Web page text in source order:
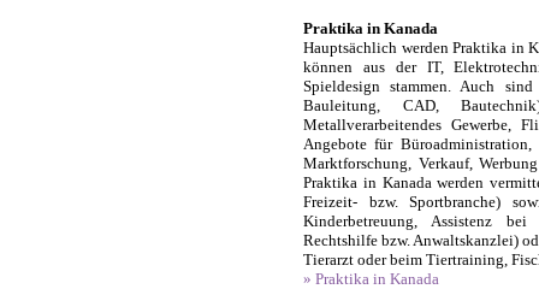
Praktika in Kanada
Hauptsächlich werden Praktika in
können aus der IT,
Spieldesign stammen. Auch
Bauleitung, CAD,
Metallverarbeitendes Gewerbe,
Angebote für
Marktforschung, Verkauf,
Praktika in Kanada werden
Freizeit- bzw. Sportbranche)
Kinderbetreuung, Assistenz
Rechtshilfe bzw. Anwaltskanzlei)
Tierarzt oder beim Tiertraining,
» Praktika in Kanada